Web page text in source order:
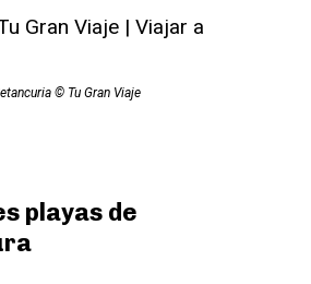
© Tu Gran Viaje
playas de